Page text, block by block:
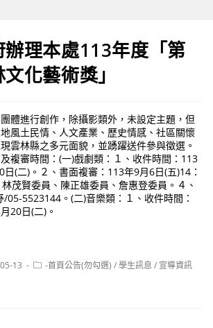
理本處113年度「第
化藝術獎」
體進行創作，除攝影類外，未設定主題，但
風土民情、人文產業、歷史情感、社區關懷
雲林縣之多元面貌，並踴躍送件參與徵選。
複審時間：(一)戲劇類：１、收件時間：113
(二)。２、書面複審：113年9月6日(五)14：
茂賢委員、陳正雄委員、詹惠登委員。４、
05-5523144。(二)音樂類：１、收件時間：
20日(二)。
13
Post-首頁公告(勿勾選) /學生訊息 / 宣導資訊